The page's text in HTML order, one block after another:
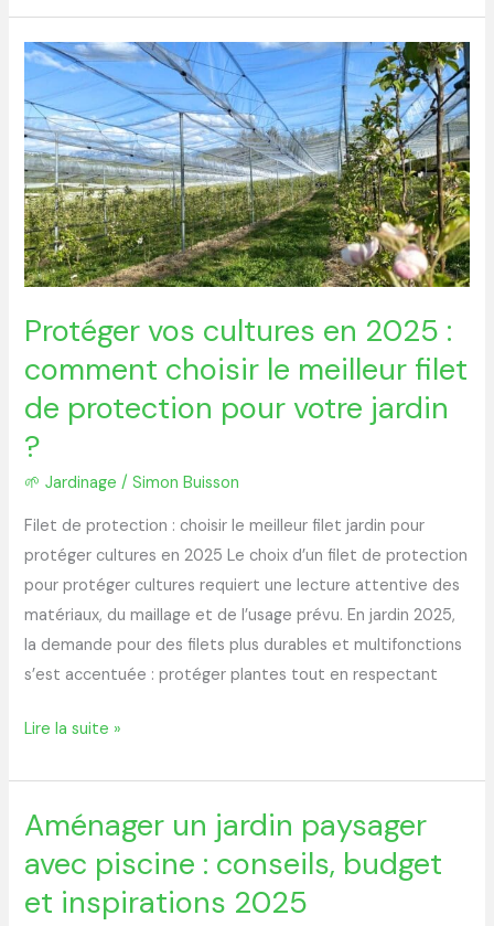
Protéger vos cultures en 2025 :
comment choisir le meilleur filet
de protection pour votre jardin
?
🌱 Jardinage /Simon Buisson
Filet de protection : choisir le meilleur filet jardin pour
protéger cultures en 2025 Le choix d’un filet de protection
pour protéger cultures requiert une lecture attentive des
matériaux, du maillage et de l’usage prévu. En jardin 2025,
la demande pour des filets plus durables et multifonctions
s’est accentuée : protéger plantes tout en respectant
Protéger
vos
cultures
en
2025
:
comment
choisir
le
meilleur
de
protection
pour
votre
?
Lire la suite »
Aménager un jardin paysager
avec piscine : conseils, budget
et inspirations 2025
Aménager
jardin
paysager